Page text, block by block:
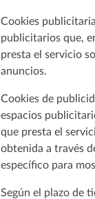
Cookies
publicitarios que,
presta el servicio
anuncios.
Cookies de
espacios
que presta el
obtenida a través
específico para
Según el plazo de